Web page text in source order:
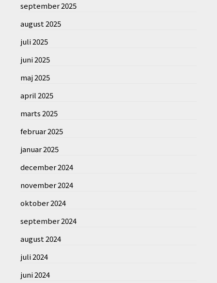
september 2025
august 2025
juli 2025
juni 2025
maj 2025
april 2025
marts 2025
februar 2025
januar 2025
december 2024
november 2024
oktober 2024
september 2024
august 2024
juli 2024
juni 2024